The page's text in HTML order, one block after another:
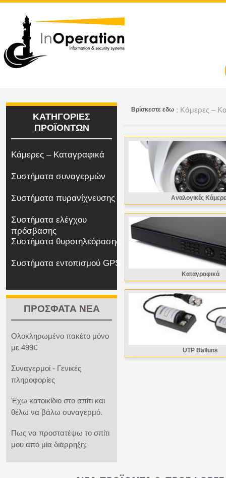
ΚΑΤΗΓΟΡΙΕΣ
ΠΡΟΪΟΝΤΩΝ
Κάμερες – Καταγραφικά
Συστήματα συναγερμών
Συστήματα πυρανίχνευσης
Συστήματα ελέγχου
πρόσβασης
Συστήματα θυροτηλεόρασης
Συστήματα εντοπισμού GPS
ΠΡΟΣΦΑΤΑ ΝΕΑ
Ολοκληρωμένο πακέτο μόνο
με 499€
Συναγερμοί - Γενικές
πληροφορίες
Έχω κατοικίδιο στο σπίτι και
θέλω να βάλω συναγερμό.
Πως να προστατέψω το σπίτι
μου από μία διάρρηξη;
Bρίσκεστε εδω : Κάμερες –
Αναλογικές
Καταγραφικά
UTP Balluns